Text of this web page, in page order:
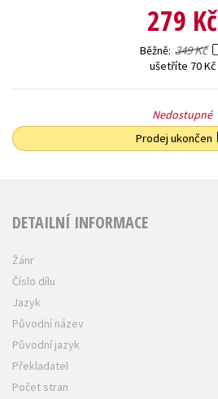
279 Kč
Běžně 349 Kč
ušetříte 70 Kč
Nedostupné
Prodej ukončen
DETAILNÍ INFORMACE
Žánr
Číslo dílu
Jazyk
Původní název
Původní jazyk
Překladatel
Počet stran